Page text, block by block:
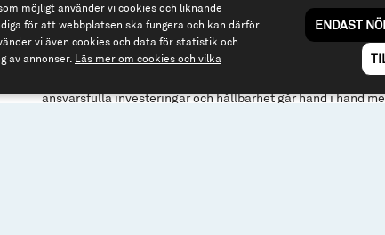
Vårt mål är att skapa god riskjusterad avkastning till våra
ansvarsfulla investeringar och hållbarhet går hand i hand
möjligt använder vi cookies och liknande
för att webbplatsen ska fungera och kan därför
vi även cookies och data för statistik och
av annonser. Läs mer om cookies och vilka
ENDAST